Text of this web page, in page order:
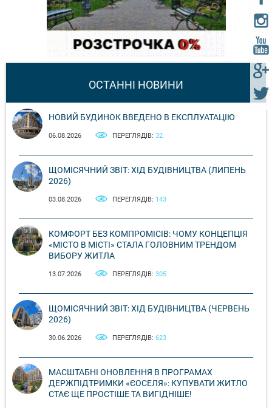
ОСТАННІ НОВИНИ
НОВИЙ БУДИНОК ВВЕДЕНО В ЕКСПЛУАТАЦІЮ
06.08.2026 ПЕРЕГЛЯДІВ: 32
ЩОМІСЯЧНИЙ ЗВІТ: ХІД БУДІВНИЦТВА (ЛИПЕНЬ
2026)
03.08.2026 ПЕРЕГЛЯДІВ: 143
КОМФОРТ БЕЗ КОМПРОМІСІВ: ЧОМУ КОНЦЕПЦІЯ
«МІСТО В МІСТІ» СТАЛА ГОЛОВНИМ ТРЕНДОМ
ВИБОРУ ЖИТЛА
13.07.2026 ПЕРЕГЛЯДІВ: 305
ЩОМІСЯЧНИЙ ЗВІТ: ХІД БУДІВНИЦТВА (ЧЕРВЕНЬ
2026)
30.06.2026 ПЕРЕГЛЯДІВ: 623
МАСШТАБНІ ОНОВЛЕННЯ В ПРОГРАМАХ
ДЕРЖПІДТРИМКИ «ЄОСЕЛЯ»: КУПУВАТИ ЖИТЛО
СТАЄ ЩЕ ПРОСТІШЕ ТА ВИГІДНІШЕ!